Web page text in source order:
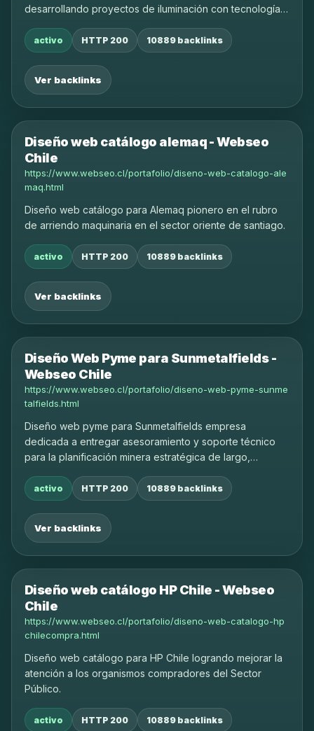
desarrollando proyectos de iluminación con tecnología
energética.
activo HTTP 200 10889 backlinks
Ver backlinks
Diseño web catálogo alemaq - Webseo
Chile
https://www.webseo.cl/portafolio/diseno-web-catalogo-ale
maq.html
Diseño web catálogo para Alemaq pionero en el rubro
de arriendo maquinaria en el sector oriente de santiago.
activo HTTP 200 10889 backlinks
Ver backlinks
Diseño Web Pyme para Sunmetalfields -
Webseo Chile
https://www.webseo.cl/portafolio/diseno-web-pyme-sunme
talfields.html
Diseño web pyme para Sunmetalfields empresa
dedicada a entregar asesoramiento y soporte técnico
para la planificación minera estratégica de largo,
activo HTTP 200 10889 backlinks
Ver backlinks
Diseño web catálogo HP Chile - Webseo
Chile
https://www.webseo.cl/portafolio/diseno-web-catalogo-hp
chilecompra.html
Diseño web catálogo para HP Chile logrando mejorar la
atención a los organismos compradores del Sector
Público.
activo HTTP 200 10889 backlinks